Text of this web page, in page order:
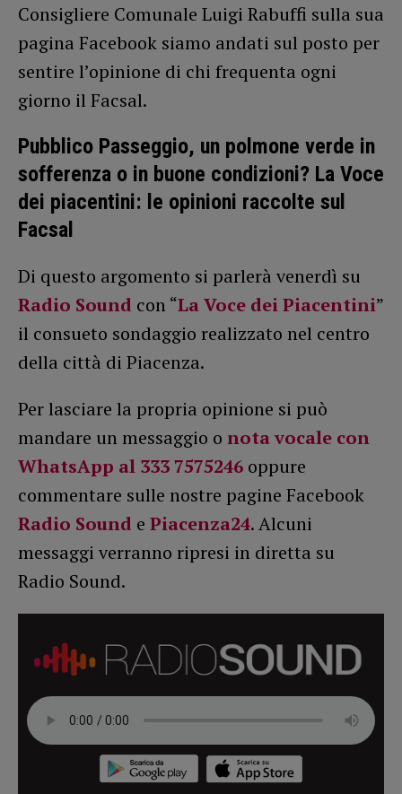
Consigliere Comunale Luigi Rabuffi sulla sua
pagina Facebook siamo andati sul posto per
sentire l’opinione di chi frequenta ogni
giorno il Facsal.
Pubblico Passeggio, un polmone verde in
sofferenza o in buone condizioni? La Voce
dei piacentini: le opinioni raccolte sul
Facsal
Di questo argomento si parlerà venerdì su
Radio Sound con “La Voce dei Piacentini”
il consueto sondaggio realizzato nel centro
della città di Piacenza.
Per lasciare la propria opinione si può
mandare un messaggio o nota vocale con
WhatsApp al 333 7575246 oppure
commentare sulle nostre pagine Facebook
Radio Sound e Piacenza24. Alcuni
messaggi verranno ripresi in diretta su
Radio Sound.